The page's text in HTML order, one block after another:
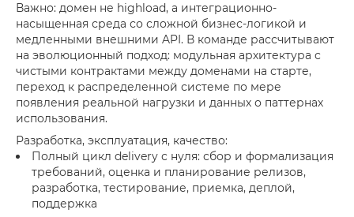
Важно: домен не highload, а интеграционно-
насыщенная среда со сложной бизнес-логикой и
медленными внешними API. В команде рассчитывают
на эволюционный подход: модульная архитектура с
чистыми контрактами между доменами на старте,
переход к распределенной системе по мере
появления реальной нагрузки и данных о паттернах
использования.
Разработка, эксплуатация, качество:
Полный цикл delivery с нуля: сбор и формализация
требований, оценка и планирование релизов,
разработка, тестирование, приемка, деплой,
поддержка